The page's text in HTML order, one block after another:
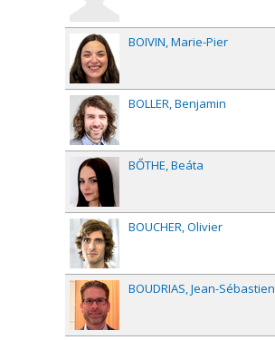
BOIVIN Marie-Pier
BOLLER Benjamin
BŐTHE Beáta
BOUCHER Olivier
BOUDRIAS Jean-Sébastien